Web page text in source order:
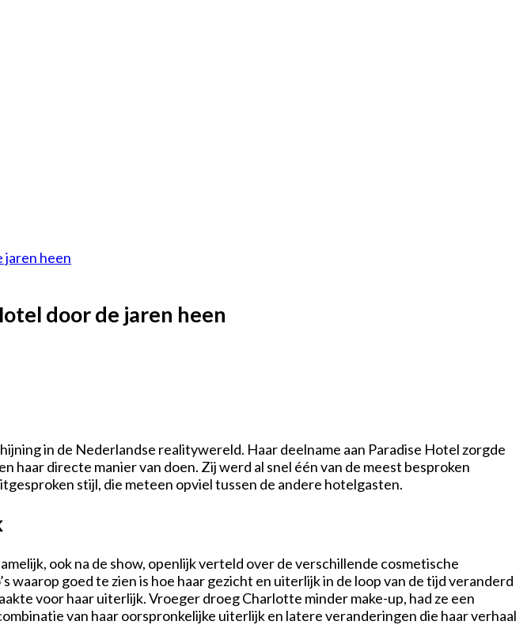
jaren heen
door de jaren heen
in de Nederlandse realitywereld. Haar deelname aan Paradise Hotel zorgde
directe manier van doen. Zij werd al snel één van de meest besproken
stijl, die meteen opviel tussen de andere hotelgasten.
ook na de show, openlijk verteld over de verschillende cosmetische
goed te zien is hoe haar gezicht en uiterlijk in de loop van de tijd veranderd
voor haar uiterlijk. Vroeger droeg Charlotte minder make-up, had ze een
van haar oorspronkelijke uiterlijk en latere veranderingen die haar verhaal